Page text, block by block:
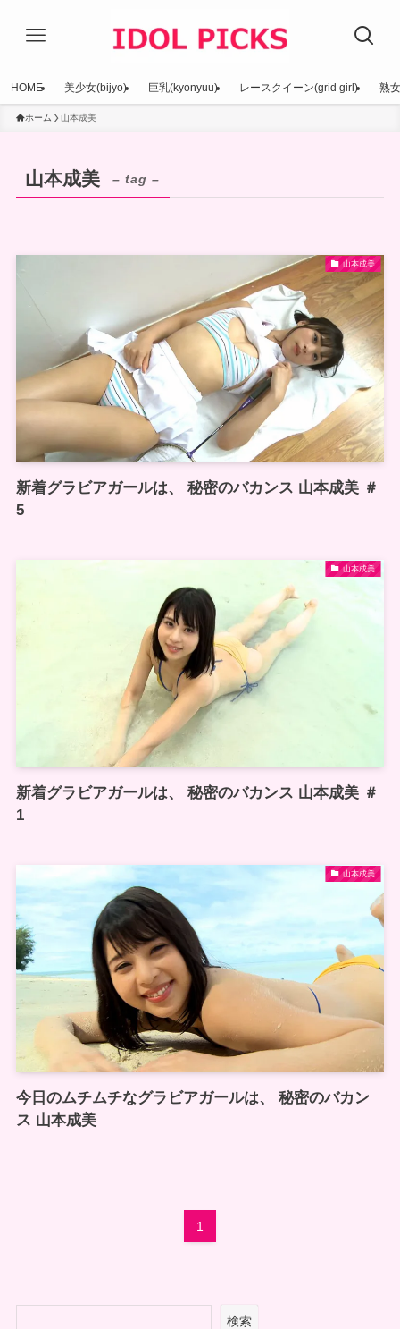
HOME 美少女(bijyo) 巨乳(kyonyuu) レースクイーン(grid girl) 熟
ホーム 山本成美
山本成美 – tag –
山本成美
新着グラビアガールは、 秘密のバカンス 山本成美 ＃
5
山本成美
新着グラビアガールは、 秘密のバカンス 山本成美 ＃
1
山本成美
今日のムチムチなグラビアガールは、 秘密のバカン
ス 山本成美
1
検索